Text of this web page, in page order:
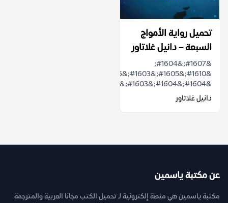
تحميل رواية الأمواج
السبعة – دانيل غلاتاور
&#1607;&#1604;
&#1604;&#1604;&#1603;&#1604;&#1605;&...
دانيل غلاتاور
عن مكتبة ياسمين
مكتبة ياسمين هي منصة إلكترونية لـ تحميل الكتب مجانا العربية والمترجمة